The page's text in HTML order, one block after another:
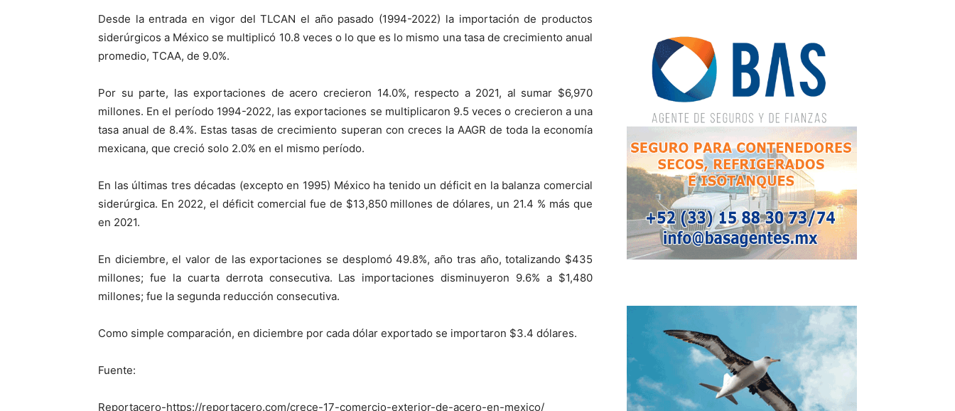
Desde la entrada en vigor del TLCAN el año pasado (1994-2022) la importación de productos
siderúrgicos a México se multiplicó 10.8 veces o lo que es lo mismo una tasa de crecimiento anual
promedio, TCAA, de 9.0%.
Por su parte, las exportaciones de acero crecieron 14.0%, respecto a 2021, al sumar $6,970
millones. En el período 1994-2022, las exportaciones se multiplicaron 9.5 veces o crecieron a una
tasa anual de 8.4%. Estas tasas de crecimiento superan con creces la AAGR de toda la economía
mexicana, que creció solo 2.0% en el mismo período.
En las últimas tres décadas (excepto en 1995) México ha tenido un déficit en la balanza comercial
siderúrgica. En 2022, el déficit comercial fue de $13,850 millones de dólares, un 21.4 % más que
en 2021.
En diciembre, el valor de las exportaciones se desplomó 49.8%, año tras año, totalizando $435
millones; fue la cuarta derrota consecutiva. Las importaciones disminuyeron 9.6% a $1,480
millones; fue la segunda reducción consecutiva.
Como simple comparación, en diciembre por cada dólar exportado se importaron $3.4 dólares.
Fuente:
Reportacero-https://reportacero.com/crece-17-comercio-exterior-de-acero-en-mexico/